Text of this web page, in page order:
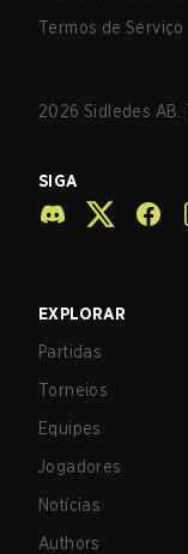
Termos de Serviço
2026 Sidledes
SIGA
EXPLORAR
Partidas
Torneios
Equipes
Jogadores
Notícias
Authors